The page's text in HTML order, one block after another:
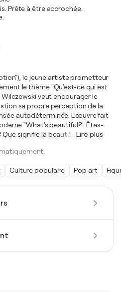
Prête à être accrochée.
le jeune artiste prometteur
le thème "Qu'est-ce qui est
veut encourager le
sa propre perception de la
autodéterminée. L'œuvre fait
"What's beautiful?". Êtes-
signifie la beauté
Lire plus
Culture populaire Pop art